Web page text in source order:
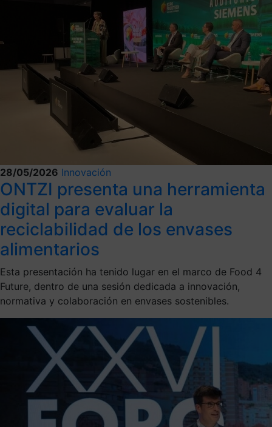
28/05/2026 Innovación
ONTZI presenta una herramienta
digital para evaluar la
reciclabilidad de los envases
alimentarios
Esta presentación ha tenido lugar en el marco de Food 4
Future, dentro de una sesión dedicada a innovación,
normativa y colaboración en envases sostenibles.